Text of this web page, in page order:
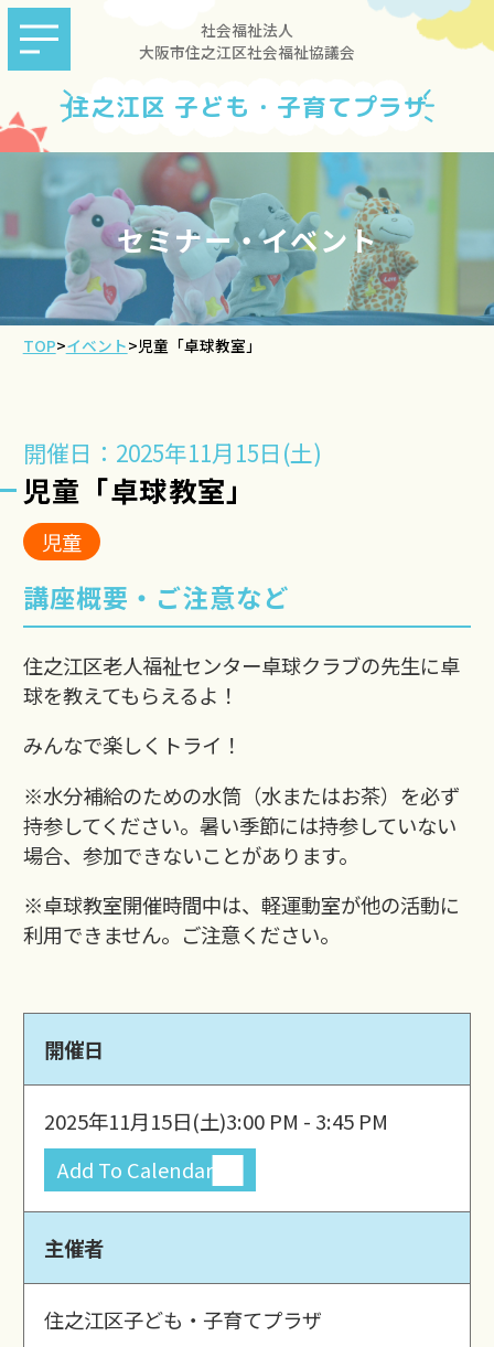
社会福祉法人
大阪市住之江区社会福祉協議会
住之江区 子ども・子育てプラザ
セミナー・イベント
TOP>イベント>児童「卓球教室」
開催日：2025年11月15日(土)
児童「卓球教室」
児童
講座概要・ご注意など
住之江区老人福祉センター卓球クラブの先生に卓
球を教えてもらえるよ！
みんなで楽しくトライ！
※水分補給のための水筒（水またはお茶）を必ず
持参してください。暑い季節には持参していない
場合、参加できないことがあります。
※卓球教室開催時間中は、軽運動室が他の活動に
利用できません。ご注意ください。
開催日
2025年11月15日(土)3:00 PM - 3:45 PM
Add To Calendar
主催者
住之江区子ども・子育てプラザ